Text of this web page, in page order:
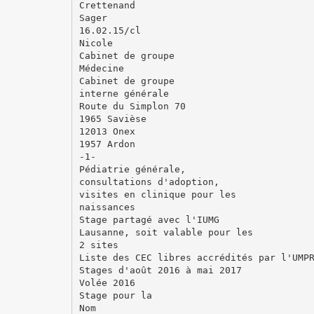
Crettenand
Sager
16.02.15/cl
Nicole
Cabinet de groupe
Médecine
Cabinet de groupe
interne générale
Route du Simplon 70
1965 Savièse
12013 Onex
1957 Ardon
-1-
Pédiatrie générale,
consultations d'adoption,
visites en clinique pour les
naissances
Stage partagé avec l'IUMG
Lausanne, soit valable pour les
2 sites
Liste des CEC libres accrédités par l'UMPR
Stages d'août 2016 à mai 2017
Volée 2016
Stage pour la
Nom